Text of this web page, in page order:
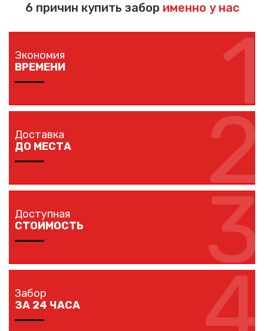
6 причин купить забор именно у нас
1
Экономия
ВРЕМЕНИ
зависимости от длины забора, способа монтажа и
наличия ворот и калиток.
2
Доставка
ДО МЕСТА
Мы доставляем комплектующие забора на любой
объект в вашем городе в кратчайшие сроки
собственным транспортом.
3
Доступная
СТОИМОСТЬ
решений по конкурентной цене.
Забор
ЗА 24 ЧАСА